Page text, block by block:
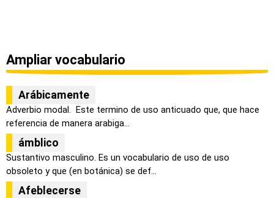
Ampliar vocabulario
Arábicamente
Adverbio modal. Este termino de uso anticuado que, que hace
referencia de manera arabiga...
ámblico
Sustantivo masculino. Es un vocabulario de uso de uso
obsoleto y que (en botánica) se def...
Afeblecerse